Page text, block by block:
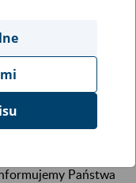
pilnych prac
została
konta PUE ZUS
Państwa